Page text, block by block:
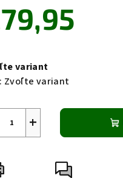
variant
Zvoľte variant
+